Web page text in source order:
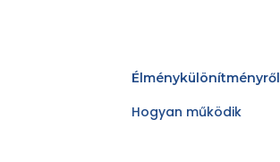
Élménykülönítményről
Hogyan működik